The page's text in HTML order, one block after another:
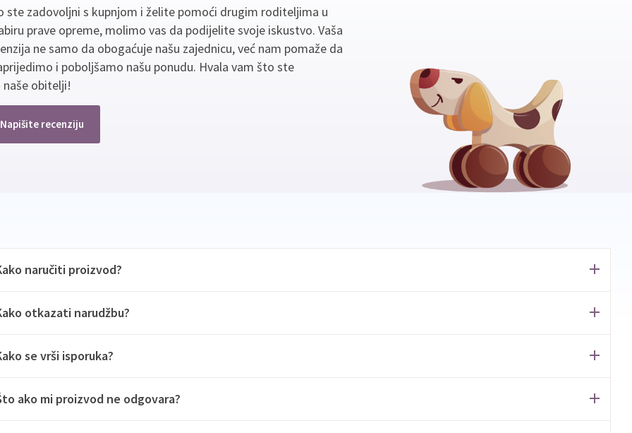
ste zadovoljni s kupnjom i želite pomoći drugim roditeljima u
prave opreme, molimo vas da podijelite svoje iskustvo. Vaša
ne samo da obogaćuje našu zajednicu, već nam pomaže da
i poboljšamo našu ponudu. Hvala vam što ste
naše obitelji!
Napišite recenziju
naručiti proizvod?
otkazati narudžbu?
se vrši isporuka?
ako mi proizvod ne odgovara?